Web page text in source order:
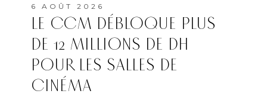
6 AOÛT 2026
LE CCM DÉBLOQUE PLUS
DE 12 MILLIONS DE DH
POUR LES SALLES DE
CINÉMA